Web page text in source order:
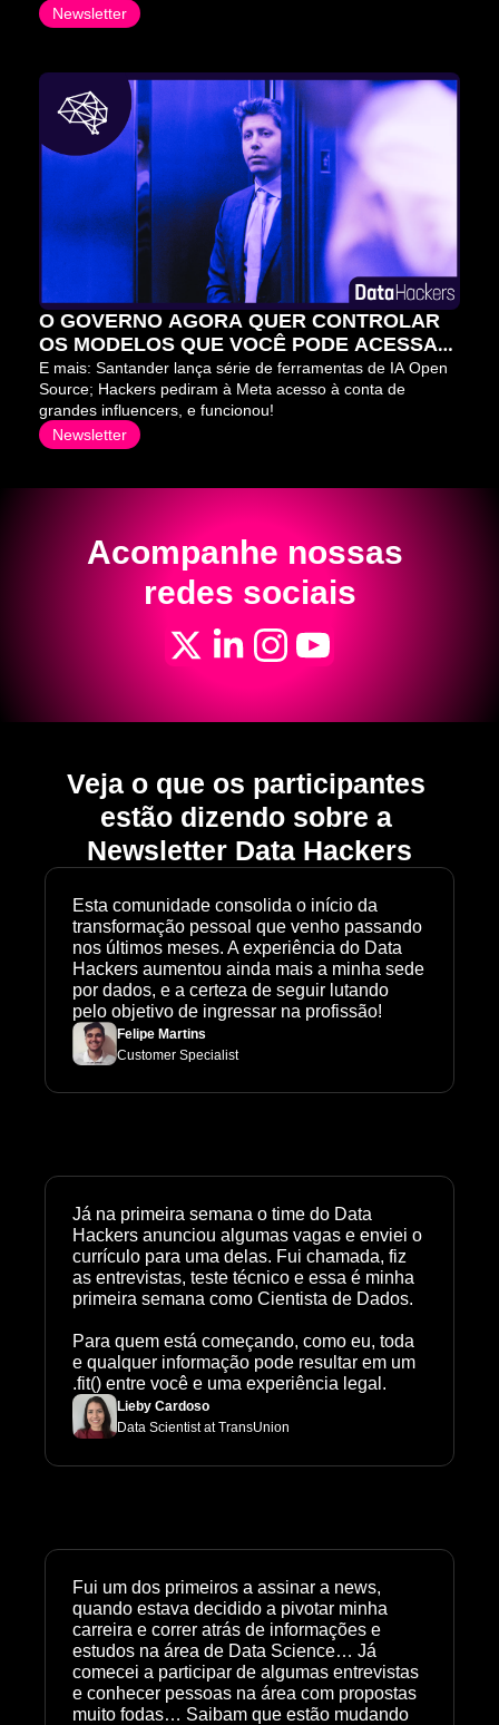
Newsletter
O GOVERNO AGORA QUER CONTROLAR
OS MODELOS QUE VOCÊ PODE ACESSAR
⛔
E mais: Santander lança série de ferramentas de IA Open
Source; Hackers pediram à Meta acesso à conta de
grandes influencers, e funcionou!
Newsletter
Acompanhe nossas
redes sociais
Veja o que os participantes
estão dizendo sobre a
Newsletter Data Hackers
Esta comunidade consolida o início da
transformação pessoal que venho passando
nos últimos meses. A experiência do Data
Hackers aumentou ainda mais a minha sede
por dados, e a certeza de seguir lutando
pelo objetivo de ingressar na profissão!
Felipe Martins
Customer Specialist
Já na primeira semana o time do Data
Hackers anunciou algumas vagas e enviei o
currículo para uma delas. Fui chamada, fiz
as entrevistas, teste técnico e essa é minha
primeira semana como Cientista de Dados.
Para quem está começando, como eu, toda
e qualquer informação pode resultar em um
.fit() entre você e uma experiência legal.
Lieby Cardoso
Data Scientist at TransUnion
Fui um dos primeiros a assinar a news,
quando estava decidido a pivotar minha
carreira e correr atrás de informações e
estudos na área de Data Science… Já
comecei a participar de algumas entrevistas
e conhecer pessoas na área com propostas
muito fodas… Saibam que estão mudando